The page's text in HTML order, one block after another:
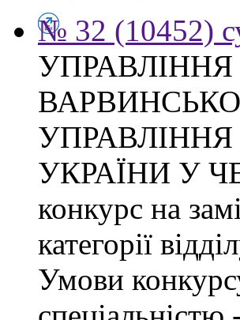
№ 32 (10452)
УКРАЇНИ У
конкурс на
категорії
Умови